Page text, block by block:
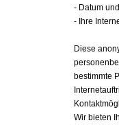
- Datum
- Ihre
Diese
bestimmte
Wir bieten